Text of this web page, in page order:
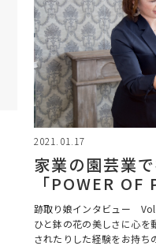
2021.01.17
家業の園芸業
「POWER
次に伝えたい
跡取り娘インタビュー
ひと鉢の花の美しさに心を
されたりした経験をお持ち